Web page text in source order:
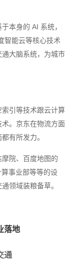
本身的 AI 系统，
智能云等核心技术
大脑系统，为城市
引等技术跟云计算
。京东在物流方面
有所发力。
院、百度地图的
事业部等等的设
领域装粮备草。
落地
通